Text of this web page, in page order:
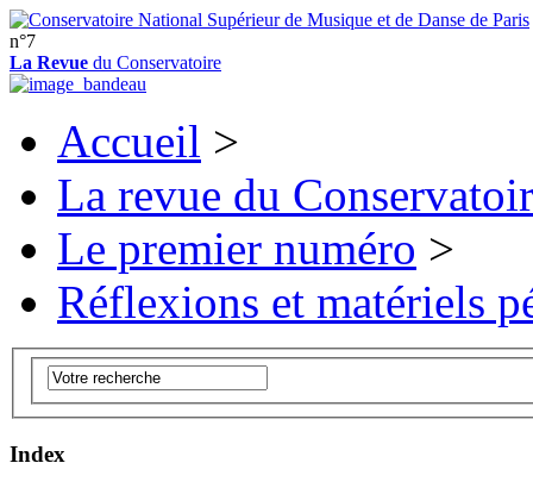
n°7
La Revue du Conservatoire
Accueil >
La revue du
Le premier numéro >
Réflexions et matériels
Index